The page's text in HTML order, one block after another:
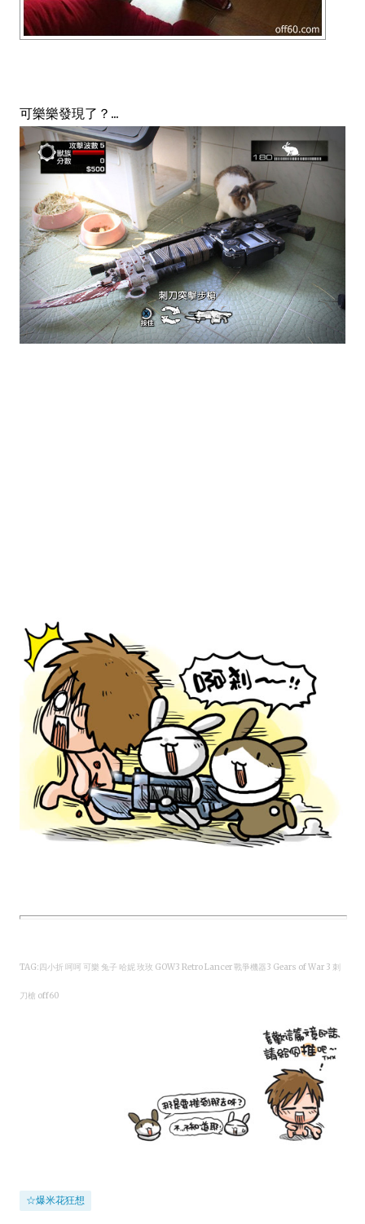
可樂樂發現了？...
TAG:四小折 呵呵 可樂 兔子 哈妮 玫玫 GOW3 Retro Lancer 戰爭機器3 Gears of War 3 刺
刀槍 off60
☆爆米花狂想